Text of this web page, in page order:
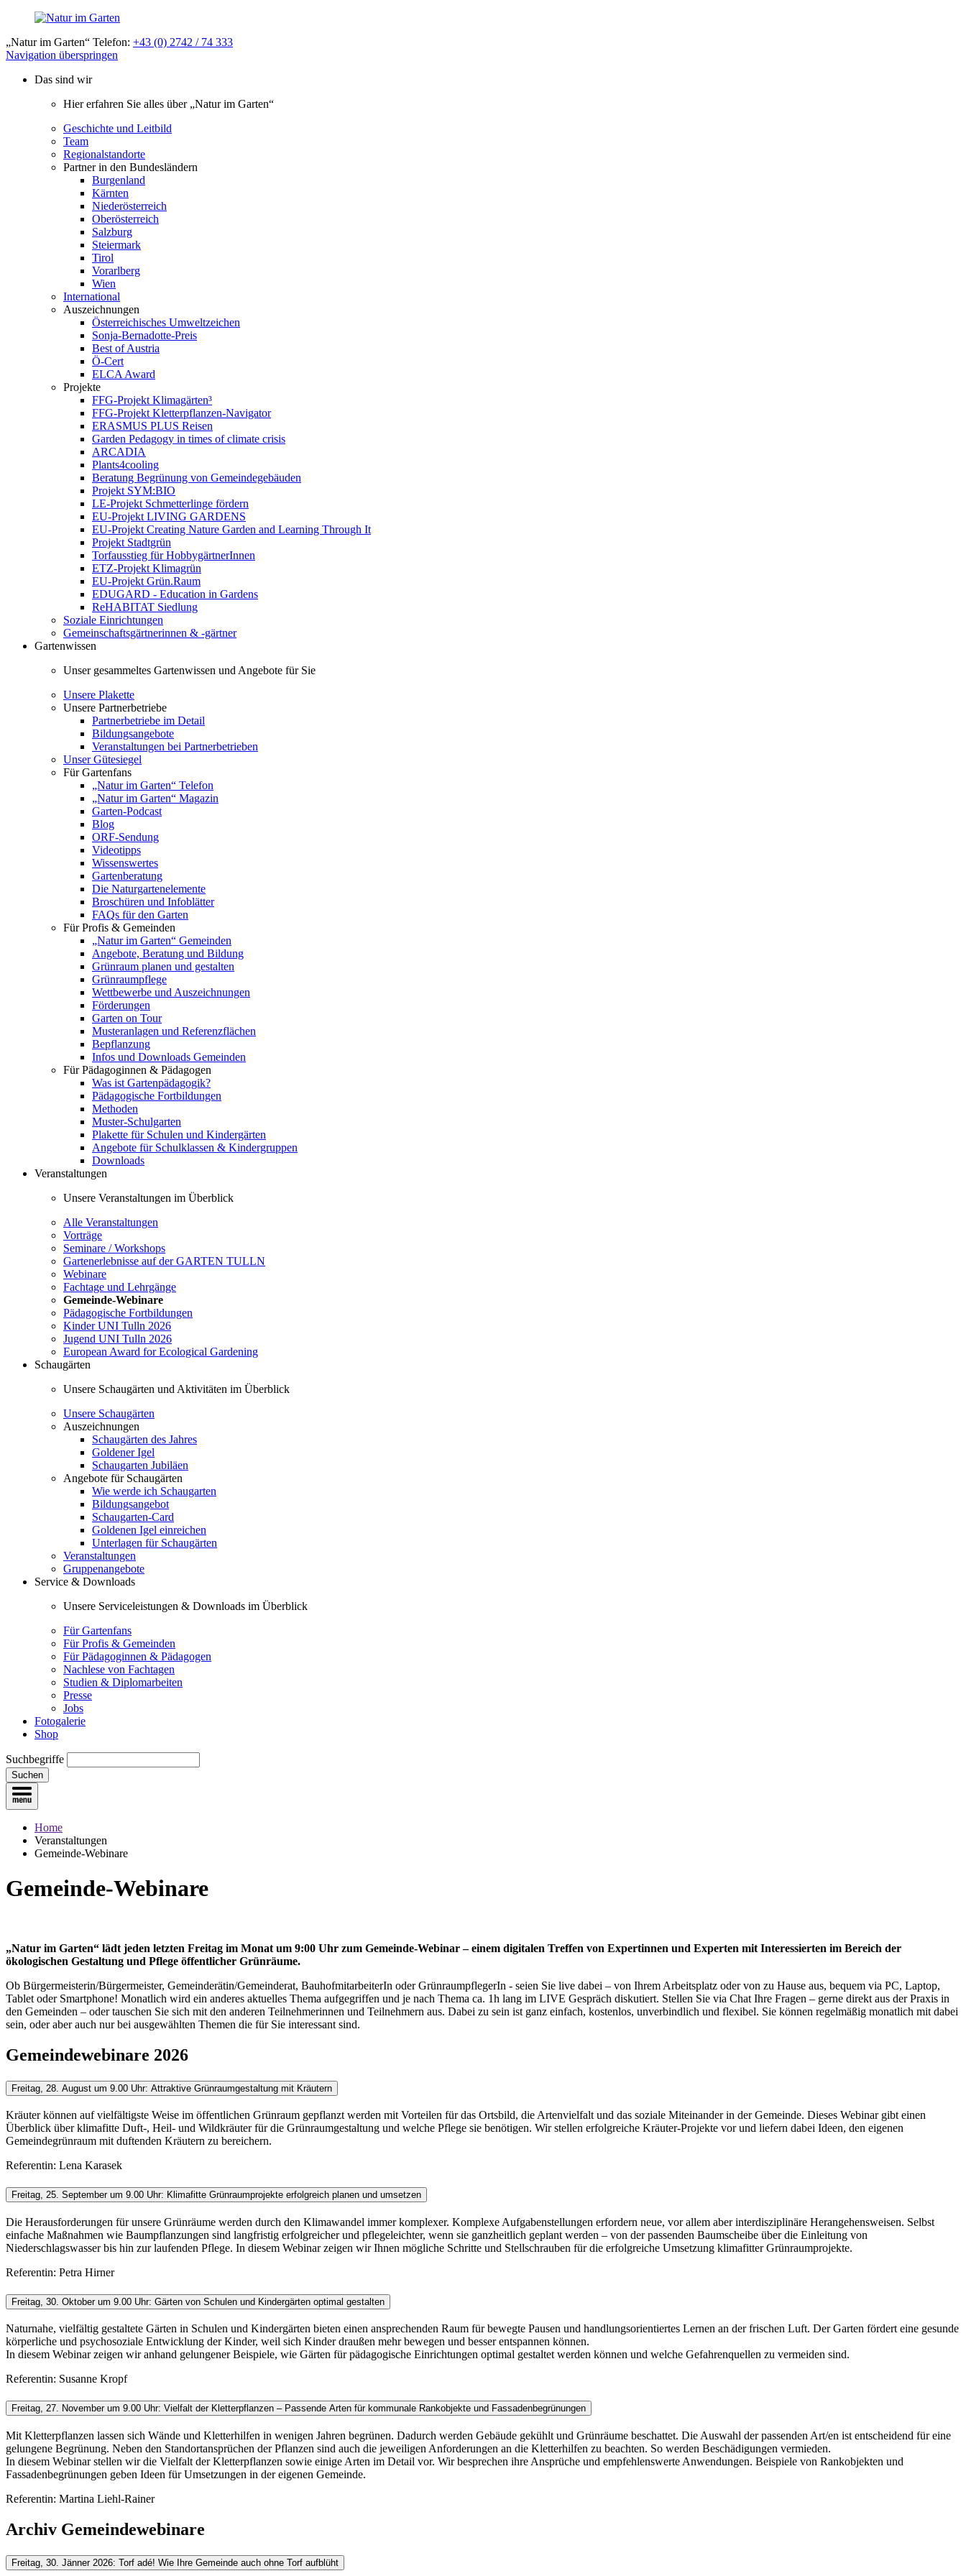
„Natur im Garten“ Telefon: +43 (0) 2742 / 74 333
Navigation überspringen
Das sind wir
Hier erfahren Sie alles über „Natur im Garten“
Geschichte und Leitbild
Team
Regionalstandorte
Partner in den Bundesländern
Burgenland
Kärnten
Niederösterreich
Oberösterreich
Salzburg
Steiermark
Tirol
Vorarlberg
Wien
International
Auszeichnungen
Österreichisches Umweltzeichen
Sonja-Bernadotte-Preis
Best of Austria
Ö-Cert
ELCA Award
Projekte
FFG-Projekt Klimagärten³
FFG-Projekt Kletterpflanzen-Navigator
ERASMUS PLUS Reisen
Garden Pedagogy in times of climate crisis
ARCADIA
Plants4cooling
Beratung Begrünung von Gemeindegebäuden
Projekt SYM:BIO
LE-Projekt Schmetterlinge fördern
EU-Projekt LIVING GARDENS
EU-Projekt Creating Nature Garden and Learning Through It
Projekt Stadtgrün
Torfausstieg für HobbygärtnerInnen
ETZ-Projekt Klimagrün
EU-Projekt Grün.Raum
EDUGARD - Education in Gardens
ReHABITAT Siedlung
Soziale Einrichtungen
Gemeinschaftsgärtnerinnen & -gärtner
Gartenwissen
Unser gesammeltes Gartenwissen und Angebote für Sie
Unsere Plakette
Unsere Partnerbetriebe
Partnerbetriebe im Detail
Bildungsangebote
Veranstaltungen bei Partnerbetrieben
Unser Gütesiegel
Für Gartenfans
„Natur im Garten“ Telefon
„Natur im Garten“ Magazin
Garten-Podcast
Blog
ORF-Sendung
Videotipps
Wissenswertes
Gartenberatung
Die Naturgartenelemente
Broschüren und Infoblätter
FAQs für den Garten
Für Profis & Gemeinden
„Natur im Garten“ Gemeinden
Angebote, Beratung und Bildung
Grünraum planen und gestalten
Grünraumpflege
Wettbewerbe und Auszeichnungen
Förderungen
Garten on Tour
Musteranlagen und Referenzflächen
Bepflanzung
Infos und Downloads Gemeinden
Für Pädagoginnen & Pädagogen
Was ist Gartenpädagogik?
Pädagogische Fortbildungen
Methoden
Muster-Schulgarten
Plakette für Schulen und Kindergärten
Angebote für Schulklassen & Kindergruppen
Downloads
Veranstaltungen
Unsere Veranstaltungen im Überblick
Alle Veranstaltungen
Vorträge
Seminare / Workshops
Gartenerlebnisse auf der GARTEN TULLN
Webinare
Fachtage und Lehrgänge
Gemeinde-Webinare
Pädagogische Fortbildungen
Kinder UNI Tulln 2026
Jugend UNI Tulln 2026
European Award for Ecological Gardening
Schaugärten
Unsere Schaugärten und Aktivitäten im Überblick
Unsere Schaugärten
Auszeichnungen
Schaugärten des Jahres
Goldener Igel
Schaugarten Jubiläen
Angebote für Schaugärten
Wie werde ich Schaugarten
Bildungsangebot
Schaugarten-Card
Goldenen Igel einreichen
Unterlagen für Schaugärten
Veranstaltungen
Gruppenangebote
Service & Downloads
Unsere Serviceleistungen & Downloads im Überblick
Für Gartenfans
Für Profis & Gemeinden
Für Pädagoginnen & Pädagogen
Nachlese von Fachtagen
Studien & Diplomarbeiten
Presse
Jobs
Fotogalerie
Shop
Suchbegriffe
Suchen
Home
Veranstaltungen
Gemeinde-Webinare
Gemeinde-Webinare
„Natur im Garten“ lädt jeden letzten Freitag im Monat um 9:00 Uhr zum Gemeinde-Webinar – einem digitalen Treffen von Expertinnen und Experten mit Interessierten im Bereich der
ökologischen Gestaltung und Pflege öffentlicher Grünräume.
Ob Bürgermeisterin/Bürgermeister, Gemeinderätin/Gemeinderat, BauhofmitarbeiterIn oder GrünraumpflegerIn - seien Sie live dabei – von Ihrem Arbeitsplatz oder von zu Hause aus, bequem via PC, Laptop,
Tablet oder Smartphone! Monatlich wird ein anderes aktuelles Thema aufgegriffen und je nach Thema ca. 1h lang im LIVE Gespräch diskutiert. Stellen Sie via Chat Ihre Fragen – gerne direkt aus der Praxis in
den Gemeinden – oder tauschen Sie sich mit den anderen Teilnehmerinnen und Teilnehmern aus. Dabei zu sein ist ganz einfach, kostenlos, unverbindlich und flexibel. Sie können regelmäßig monatlich mit dabei
sein, oder aber auch nur bei ausgewählten Themen die für Sie interessant sind.
Gemeindewebinare 2026
Freitag, 28. August um 9.00 Uhr: Attraktive Grünraumgestaltung mit Kräutern
Kräuter können auf vielfältigste Weise im öffentlichen Grünraum gepflanzt werden mit Vorteilen für das Ortsbild, die Artenvielfalt und das soziale Miteinander in der Gemeinde. Dieses Webinar gibt einen
Überblick über klimafitte Duft-, Heil- und Wildkräuter für die Grünraumgestaltung und welche Pflege sie benötigen. Wir stellen erfolgreiche Kräuter-Projekte vor und liefern dabei Ideen, den eigenen
Gemeindegrünraum mit duftenden Kräutern zu bereichern.
Referentin: Lena Karasek
Freitag, 25. September um 9.00 Uhr: Klimafitte Grünraumprojekte erfolgreich planen und umsetzen
Die Herausforderungen für unsere Grünräume werden durch den Klimawandel immer komplexer. Komplexe Aufgabenstellungen erfordern neue, vor allem aber interdisziplinäre Herangehensweisen. Selbst
einfache Maßnahmen wie Baumpflanzungen sind langfristig erfolgreicher und pflegeleichter, wenn sie ganzheitlich geplant werden – von der passenden Baumscheibe über die Einleitung von
Niederschlagswasser bis hin zur laufenden Pflege. In diesem Webinar zeigen wir Ihnen mögliche Schritte und Stellschrauben für die erfolgreiche Umsetzung klimafitter Grünraumprojekte.
Referentin: Petra Hirner
Freitag, 30. Oktober um 9.00 Uhr: Gärten von Schulen und Kindergärten optimal gestalten
Naturnahe, vielfältig gestaltete Gärten in Schulen und Kindergärten bieten einen ansprechenden Raum für bewegte Pausen und handlungsorientiertes Lernen an der frischen Luft. Der Garten fördert eine gesunde
körperliche und psychosoziale Entwicklung der Kinder, weil sich Kinder draußen mehr bewegen und besser entspannen können.
In diesem Webinar zeigen wir anhand gelungener Beispiele, wie Gärten für pädagogische Einrichtungen optimal gestaltet werden können und welche Gefahrenquellen zu vermeiden sind.
Referentin: Susanne Kropf
Freitag, 27. November um 9.00 Uhr: Vielfalt der Kletterpflanzen – Passende Arten für kommunale Rankobjekte und Fassadenbegrünungen
Mit Kletterpflanzen lassen sich Wände und Kletterhilfen in wenigen Jahren begrünen. Dadurch werden Gebäude gekühlt und Grünräume beschattet. Die Auswahl der passenden Art/en ist entscheidend für eine
gelungene Begrünung. Neben den Standortansprüchen der Pflanzen sind auch die jeweiligen Anforderungen an die Kletterhilfen zu beachten. So werden Beschädigungen vermieden.
In diesem Webinar stellen wir die Vielfalt der Kletterpflanzen sowie einige Arten im Detail vor. Wir besprechen ihre Ansprüche und empfehlenswerte Anwendungen. Beispiele von Rankobjekten und
Fassadenbegrünungen geben Ideen für Umsetzungen in der eigenen Gemeinde.
Referentin: Martina Liehl-Rainer
Archiv Gemeindewebinare
Freitag, 30. Jänner 2026: Torf adé! Wie Ihre Gemeinde auch ohne Torf aufblüht